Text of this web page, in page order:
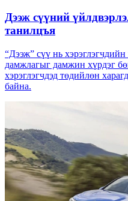
Дээж сүүний
танилцъя
“Дээж” сүү нь
дамжлагыг дамжин хүрдэг
хэрэглэгчдэд төдийлөн
байна.